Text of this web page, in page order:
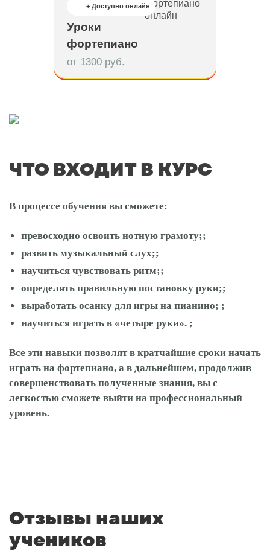
+ Доступно онлайн
Уроки
фортепиано
от 1300 руб.
ЧТО ВХОДИТ В КУРС
В процессе обучения вы сможете:
превосходно освоить нотную грамоту;;
развить музыкальный слух;;
научиться чувствовать ритм;;
определять правильную постановку руки;;
выработать осанку для игры на пианино; ;
научиться играть в «четыре руки». ;
Все эти навыки позволят в кратчайшие сроки начать
играть на фортепиано, а в дальнейшем, продолжив
совершенствовать полученные знания, вы с
легкостью сможете выйти на профессиональный
уровень.
Отзывы наших
учеников